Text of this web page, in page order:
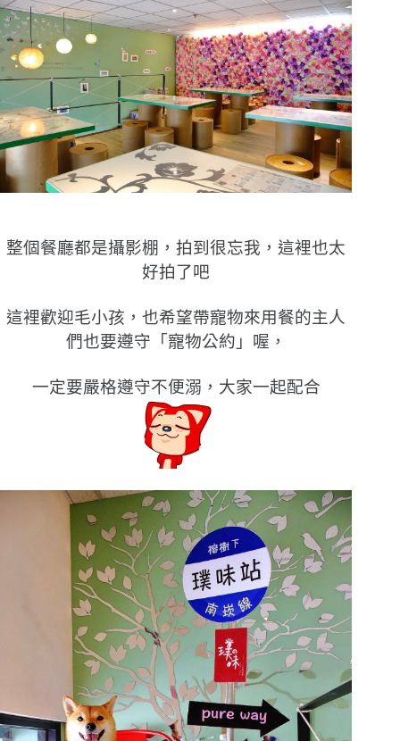
整個餐廳都是攝影棚，拍到很忘我，這裡也太
好拍了吧
這裡歡迎毛小孩，也希望帶寵物來用餐的主人
們也要遵守「寵物公約」喔，
一定要嚴格遵守不便溺，大家一起配合